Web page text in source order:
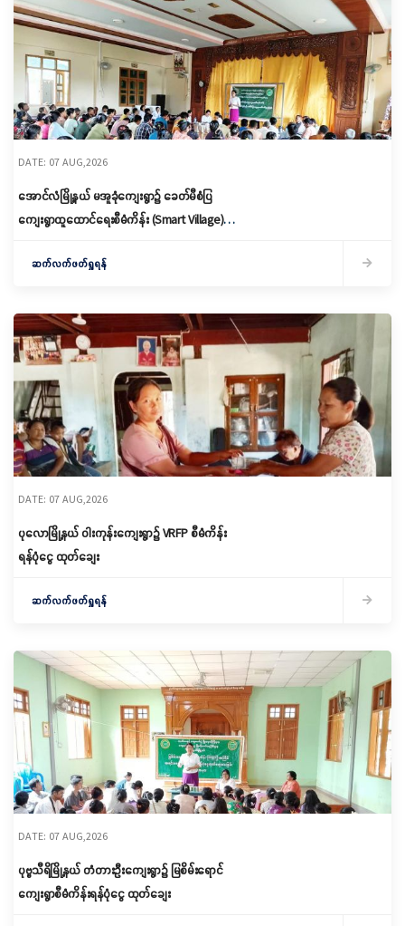
DATE: 07 AUG,2026
အောင်လံမြို့နယ် မအူခုံကျေးရွာ၌ ခေတ်မီစံပြ
ကျေးရွာထူထောင်ရေးစီမံကိန်း (Smart Village)
ဆက်လက်ဖတ်ရှုရန်
DATE: 07 AUG,2026
ပုလောမြို့နယ် ဝါးကုန်းကျေးရွာ၌ ‌VRFP စီမံကိန်း
ရန်ပုံငွေ ထုတ်ချေး
ဆက်လက်ဖတ်ရှုရန်
DATE: 07 AUG,2026
ပုဗ္ဗသီရိမြို့နယ် တံတားဦးကျေးရွာ၌ မြစိမ်းရောင်
ကျေးရွာစီမံကိန်းရန်ပုံငွေ ထုတ်ချေး